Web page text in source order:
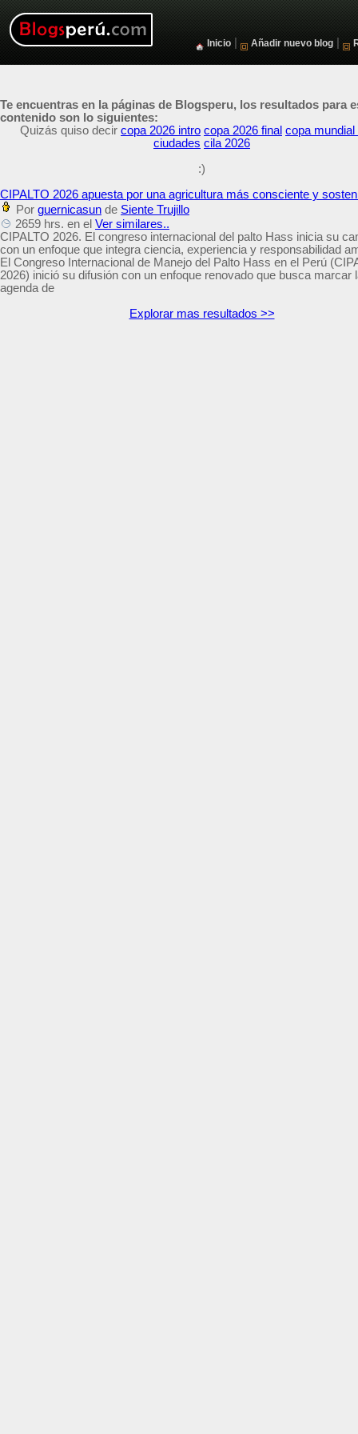
Inicio Añadir nuevo blog
Te encuentras en la páginas de Blogsperu, los resultados para
contenido son lo siguientes:
Quizás quiso decir copa 2026 intro copa 2026 final copa mundial
ciudades cila 2026
:)
CIPALTO 2026 apuesta por una agricultura más consciente y
Por guernicasun de Siente Trujillo
2659 hrs. en el Ver similares..
CIPALTO 2026. El congreso internacional del palto Hass inicia su
con un enfoque que integra ciencia, experiencia y responsabilidad
El Congreso Internacional de Manejo del Palto Hass en el Perú
2026) inició su difusión con un enfoque renovado que busca marcar
agenda de
Explorar mas resultados >>